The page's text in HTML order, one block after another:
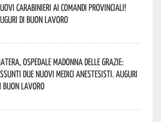
Carabinieri ai Comandi provinciali!
di buon lavoro
Ospedale Madonna delle Grazie:
due nuovi medici anestesisti. Auguri
buon lavoro